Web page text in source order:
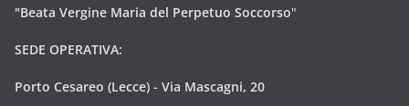
"Beata Vergine Maria del Perpetuo Soccorso"
SEDE OPERATIVA:
Porto Cesareo (Lecce) - Via Mascagni, 20